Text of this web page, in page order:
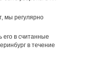
мы регулярно
его в считанные
в течение